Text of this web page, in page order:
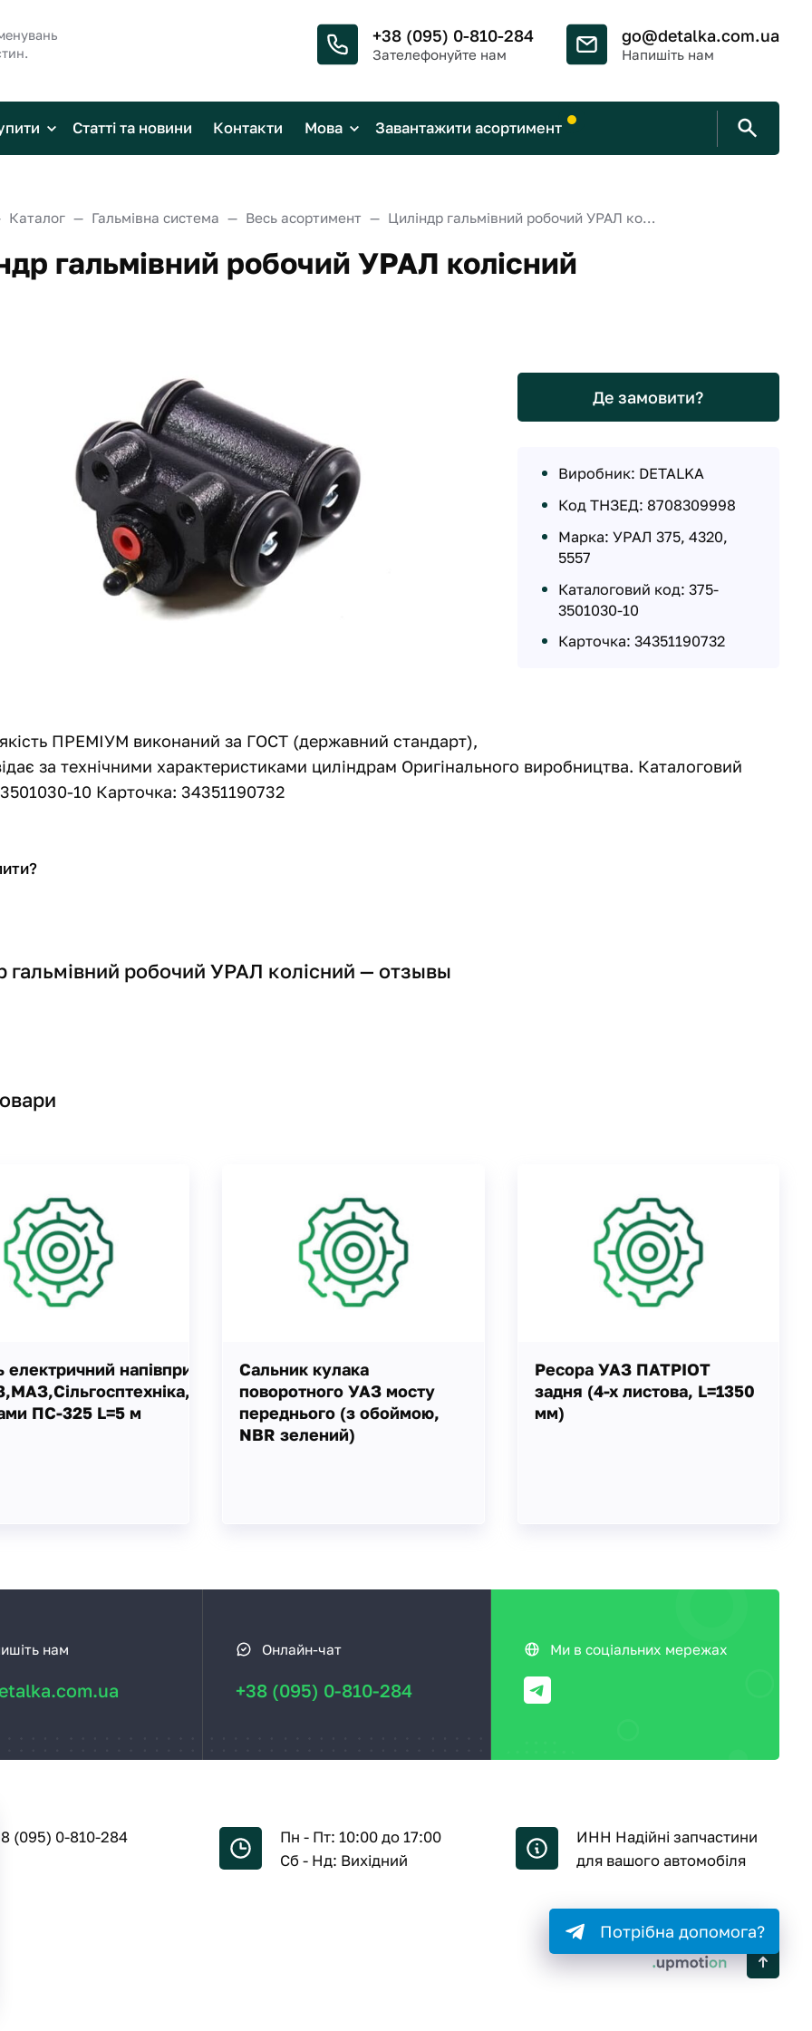
+38 (095) 0-810-284
Зателефонуйте нам
go@detalka.com.ua
Напишіть нам
Статті та новини Контакти Мова Завантажити асортимент
Каталог Гальмівна система Весь асортимент Циліндр гальмівний робочий УРАЛ колісний
гальмівний робочий УРАЛ колісний
Де замовити?
Виробник: DETALKA
Код ТНЗЕД: 8708309998
Марка: УРАЛ 375, 4320,
5557
Каталоговий код: 375-
3501030-10
Карточка: 34351190732
ПРЕМІУМ виконаний за ГОСТ (державний стандарт),
за технічними характеристиками циліндрам Оригінального виробництва. Каталоговий
10 Карточка: 34351190732
гальмівний робочий УРАЛ колісний — отзывы
електричний напівпричепа
ПС-325 L=5 м
Сальник кулака
поворотного УАЗ мосту
переднього (з обоймою,
NBR зелений)
Ресора УАЗ ПАТРІОТ
задня (4-х листова, L=1350
мм)
нам Онлайн-чат
+38 (095) 0-810-284
Ми в соціальних мережах
(095) 0-810-284
Пн - Пт: 10:00 до 17:00
Сб - Нд: Вихідний
ИНН Надійні запчастини
для вашого автомобіля
Потрібна допомога?